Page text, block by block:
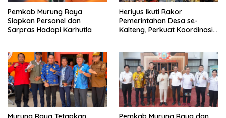
Pemkab Murung Raya
Siapkan Personel dan
Sarpras Hadapi Karhutla
Heriyus Ikuti Rakor
Pemerintahan Desa se-
Kalteng, Perkuat Koordinasi